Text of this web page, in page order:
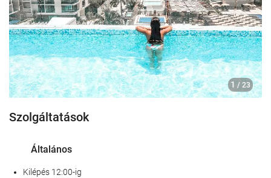
1 / 23
Szolgáltatások
Általános
Kilépés 12:00-ig